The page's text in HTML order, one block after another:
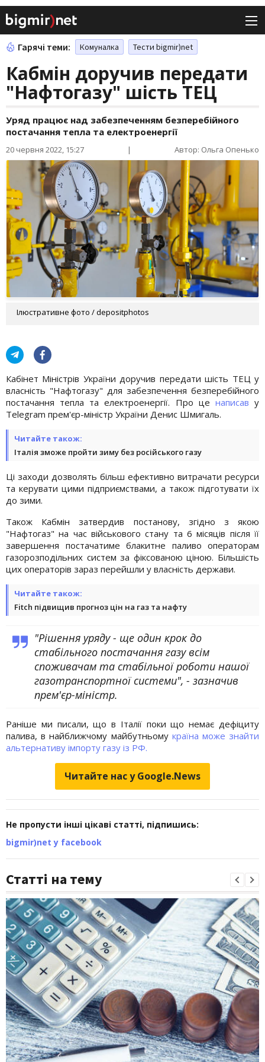
Гарячі теми: Комуналка Тести bigmir)net
Кабмін доручив передати
"Нафтогазу" шість ТЕЦ
Уряд працює над забезпеченням безперебійного
постачання тепла та електроенергії
20 червня 2022, 15:27 | Автор: Ольга Опенько
Ілюстративне фото / depositphotos
Кабінет Міністрів України доручив передати шість ТЕЦ у
власність "Нафтогазу" для забезпечення безперебійного
постачання тепла та електроенергії. Про це написав у
Telegram прем'єр-міністр України Денис Шмигаль.
Читайте також:
Італія зможе пройти зиму без російського газу
Ці заходи дозволять більш ефективно витрачати ресурси
та керувати цими підприємствами, а також підготувати їх
до зими.
Також Кабмін затвердив постанову, згідно з якою
"Нафтогаз" на час військового стану та 6 місяців після її
завершення постачатиме блакитне паливо операторам
газорозподільних систем за фіксованою ціною. Більшість
цих операторів зараз перейшли у власність держави.
Читайте також:
Fitch підвищив прогноз цін на газ та нафту
"Рішення уряду - ще один крок до
стабільного постачання газу всім
споживачам та стабільної роботи нашої
газотранспортної системи", - зазначив
прем'єр-міністр.
Раніше ми писали, що в Італії поки що немає дефіциту
палива, в найближчому майбутньому країна може знайти
альтернативу імпорту газу із РФ.
Читайте нас у Google.News
Не пропусти інші цікаві статті, підпишись:
bigmir)net у facebook
Статті на тему